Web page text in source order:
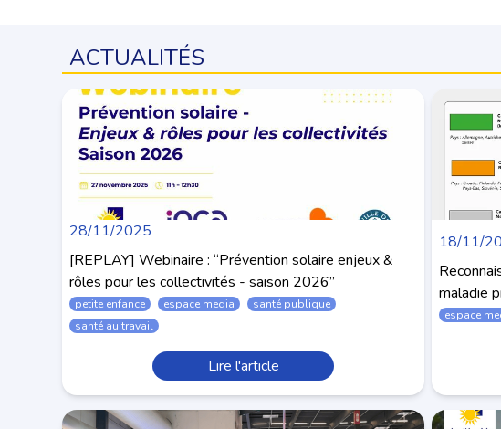
ACTUALITÉS
28/11/2025
[REPLAY] Webinaire : “Prévention solaire enjeux &
rôles pour les collectivités - saison 2026”
petite enfance espace media
santé publique
santé au travail
Lire l'article
18/11/
maladie
espace